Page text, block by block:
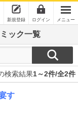
新規登録 ログイン メニュー
ック一覧
検索結果1～2件/全2件
す